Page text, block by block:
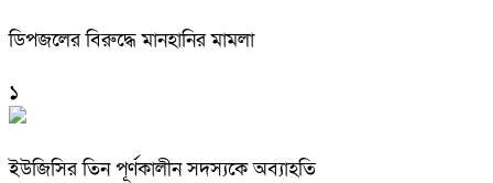
ডিপজলের বিরুদ্ধে মানহানির মামলা
১
ইউজিসির তিন পূর্ণকালীন সদস্যকে অব্যাহতি